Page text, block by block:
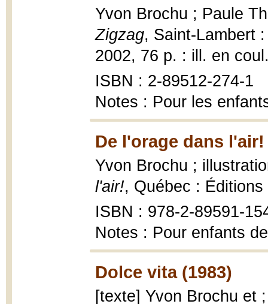
Yvon Brochu ; Paule
Zigzag, Saint-Lambert
2002, 76 p. : ill. en
ISBN : 2-89512-274-1
Notes : Pour les
De l'orage dans l'air!
Yvon Brochu ;
l'air!, Québec :
ISBN : 978-2-89591-
Notes : Pour enfants
Dolce vita (1983)
[texte] Yvon Brochu et